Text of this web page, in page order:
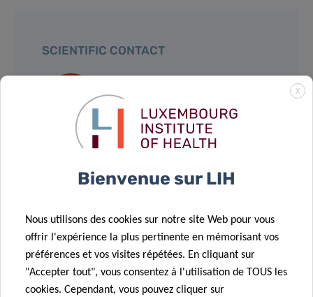
SCIENTIFIC CONTACT
BASSAM
JANJI
Group Leader, Tumor Immunotherapy
Contact
Partagez sur
X
Bienvenue sur LIH
Nous utilisons des cookies sur notre site Web pour vous
offrir l'expérience la plus pertinente en mémorisant vos
préférences et vos visites répétées. En cliquant sur
"Accepter tout", vous consentez à l'utilisation de TOUS les
cookies. Cependant, vous pouvez cliquer sur